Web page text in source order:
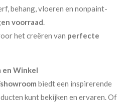
behang, vloeren en nonpaint-
voorraad.
het creëren van perfecte
en Winkel
biedt een inspirerende
kunt bekijken en ervaren. Of